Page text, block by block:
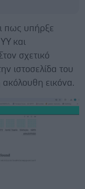
πως υπήρξε
και
σχετικό
ιστοσελίδα του
εικόνα.